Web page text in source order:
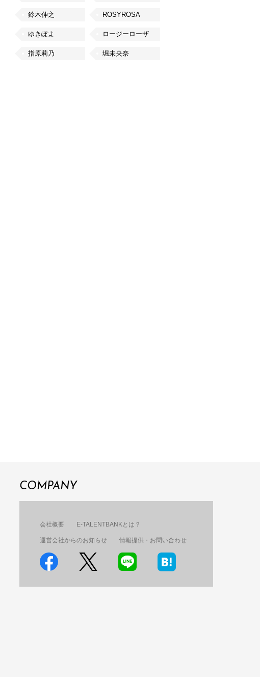
鈴木伸之 ROSYROSA
ゆきぽよ ロージーローザ
指原莉乃 堀未央奈
COMPANY
会社概要 E-TALENTBANKとは？
運営会社からのお知らせ 情報提供・お問い合わせ